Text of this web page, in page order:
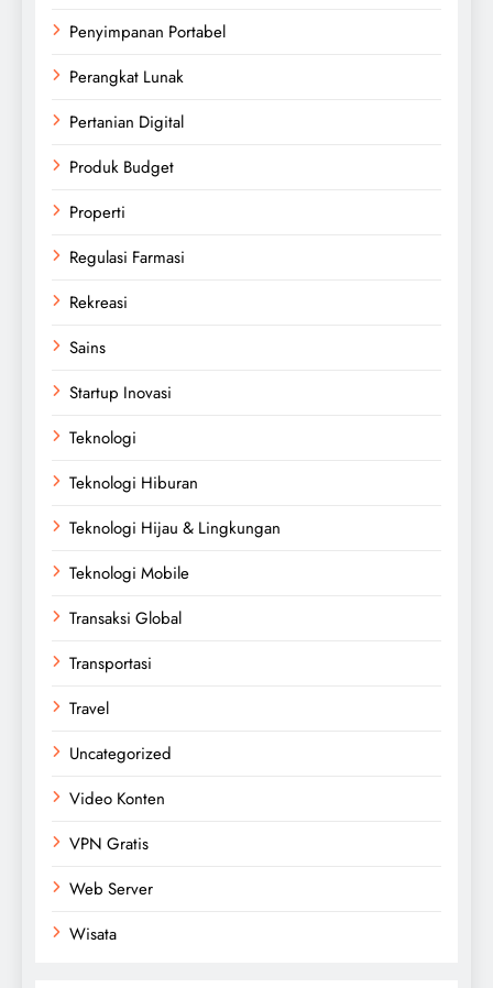
Penyimpanan Portabel
Perangkat Lunak
Pertanian Digital
Produk Budget
Properti
Regulasi Farmasi
Rekreasi
Sains
Startup Inovasi
Teknologi
Teknologi Hiburan
Teknologi Hijau & Lingkungan
Teknologi Mobile
Transaksi Global
Transportasi
Travel
Uncategorized
Video Konten
VPN Gratis
Web Server
Wisata